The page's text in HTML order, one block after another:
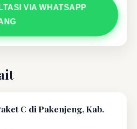
VIA WHATSAPP
C di Pakenjeng, Kab.